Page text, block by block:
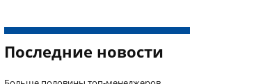
Последние новости